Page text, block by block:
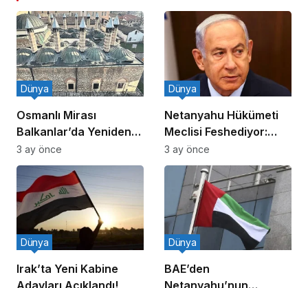
Osmanlı Mirası
Balkanlar’da Yeniden
Canlanıyor
Dünya
3 ay önce
Netanyahu Hükümeti
Meclisi Feshediyor:
Erken Seçim!
Dünya
3 ay önce
Irak’ta Yeni Kabine
Adayları Açıklandı!
Dünya
BAE’den
Netanyahu’nun
Dünya